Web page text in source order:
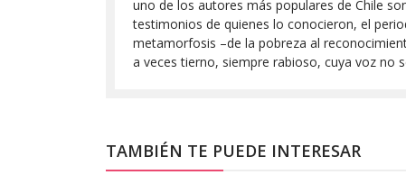
uno de los autores más populares de Chile
testimonios de quienes lo conocieron, el
metamorfosis –de la pobreza al
a veces tierno, siempre rabioso, cuya voz no
TAMBIÉN TE PUEDE INTERESAR